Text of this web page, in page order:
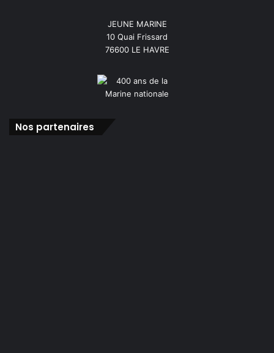
JEUNE MARINE
10 Quai Frissard
76600 LE HAVRE
Nos partenaires